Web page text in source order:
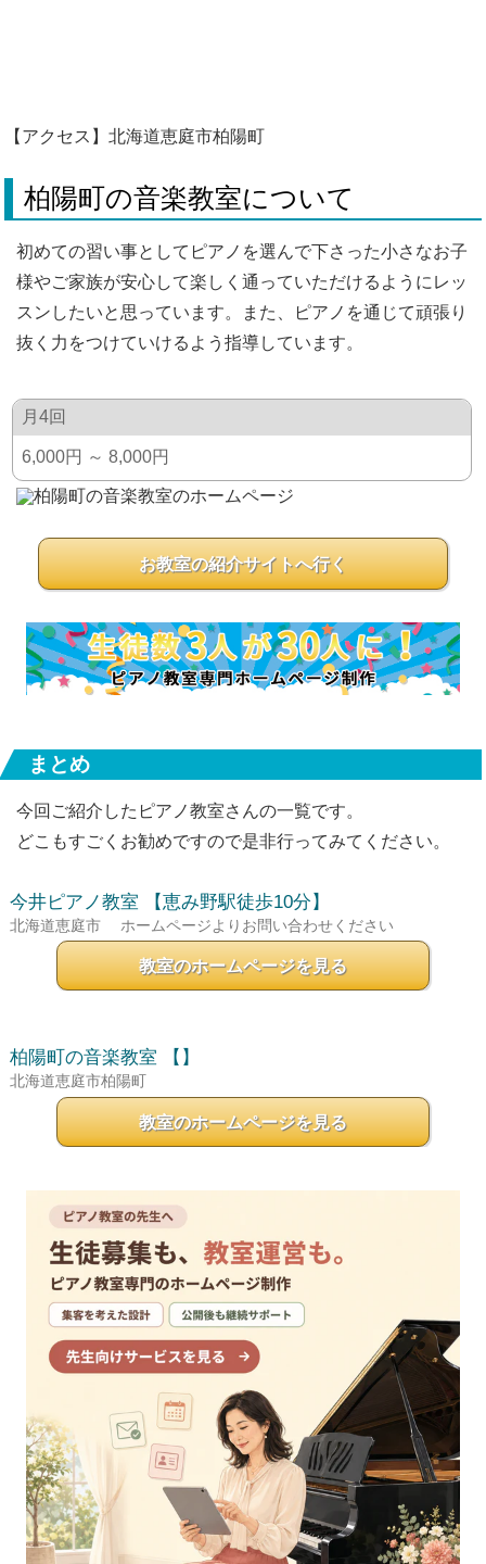
【アクセス】北海道恵庭市柏陽町
柏陽町の音楽教室について
初めての習い事としてピアノを選んで下さった小さなお子
様やご家族が安心して楽しく通っていただけるようにレッ
スンしたいと思っています。また、ピアノを通じて頑張り
抜く力をつけていけるよう指導しています。
月4回
6,000円 ～ 8,000円
お教室の紹介サイトへ行く
まとめ
今回ご紹介したピアノ教室さんの一覧です。
どこもすごくお勧めですので是非行ってみてください。
今井ピアノ教室 【恵み野駅徒歩10分】
北海道恵庭市 ホームページよりお問い合わせください
教室のホームページを見る
柏陽町の音楽教室 【】
北海道恵庭市柏陽町
教室のホームページを見る